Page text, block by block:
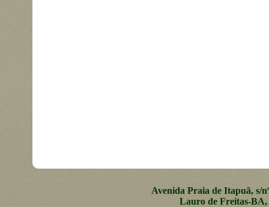
Avenida Praia de Itapuã, s/
Lauro de Freitas-BA,